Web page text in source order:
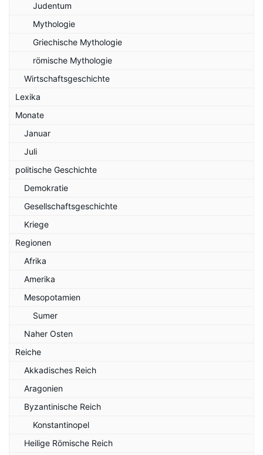
Judentum
Mythologie
Griechische Mythologie
römische Mythologie
Wirtschaftsgeschichte
Lexika
Monate
Januar
Juli
politische Geschichte
Demokratie
Gesellschaftsgeschichte
Kriege
Regionen
Afrika
Amerika
Mesopotamien
Sumer
Naher Osten
Reiche
Akkadisches Reich
Aragonien
Byzantinische Reich
Konstantinopel
Heilige Römische Reich